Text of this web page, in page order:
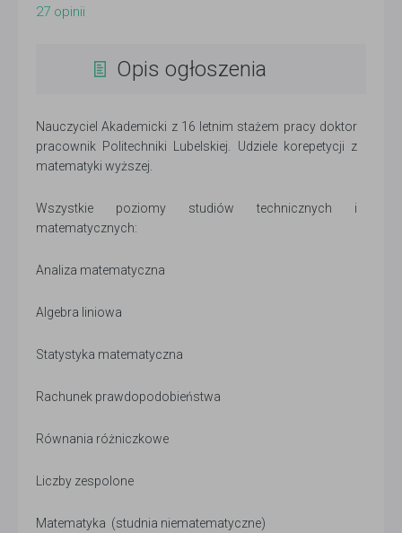
27 opinii
Opis ogłoszenia
Nauczyciel Akademicki z 16 letnim stażem pracy doktor
pracownik Politechniki Lubelskiej. Udziele korepetycji z
matematyki wyższej.
Wszystkie poziomy studiów technicznych i
matematycznych:
Analiza matematyczna
Algebra liniowa
Statystyka matematyczna
Rachunek prawdopodobieństwa
Równania różniczkowe
Liczby zespolone
Matematyka (studnia niematematyczne)